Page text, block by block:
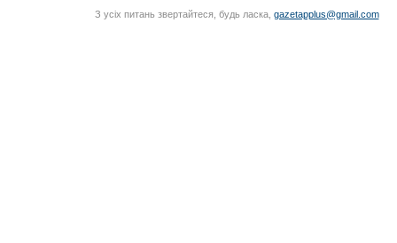
З усіх питань звертайтеся, будь ласка, gazetapplus@gmail.com